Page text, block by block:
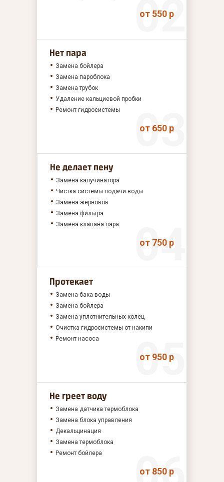
от 550 р
Нет пара
Замена бойлера
Замена пароблока
Замена трубок
Удаление кальциевой пробки
Ремонт гидросистемы
от 650 р
Не делает пену
Замена капучинатора
Чистка системы подачи воды
Замена жерновов
Замена фильтра
Замена клапана пара
от 750 р
Протекает
Замена бака воды
Замена бойлера
Замена уплотнительных колец
Очистка гидросистемы от накипи
Ремонт насоса
от 950 р
Не греет воду
Замена датчика термоблока
Замена блока управления
Декальцинация
Замена термоблока
Ремонт бойлера
от 850 р